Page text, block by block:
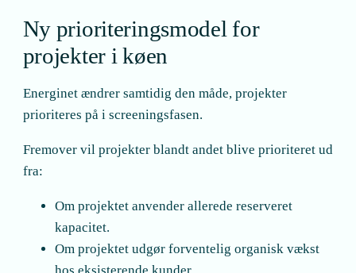
Ny prioriteringsmodel for
projekter i køen
Energinet ændrer samtidig den måde, projekter
prioriteres på i screeningsfasen.
Fremover vil projekter blandt andet blive prioriteret ud
fra:
Om projektet anvender allerede reserveret
kapacitet.
Om projektet udgør forventelig organisk vækst
hos eksisterende kunder.